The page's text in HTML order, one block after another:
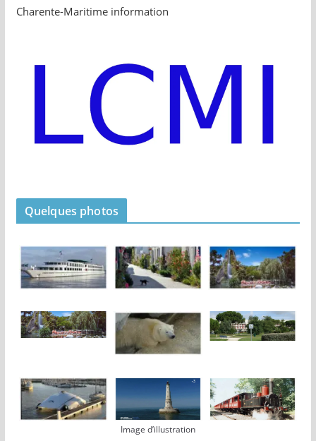
Charente-Maritime information
Quelques photos
Image d’illustration